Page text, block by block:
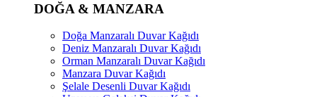
DOĞA & MANZARA
Doğa Manzaralı Duvar Kağıdı
Deniz Manzaralı Duvar Kağıdı
Orman Manzaralı Duvar Kağıdı
Manzara Duvar Kağıdı
Şelale Desenli Duvar Kağıdı